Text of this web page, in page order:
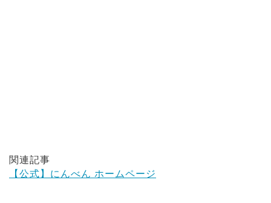
関連記事
【公式】にんべん ホームページ